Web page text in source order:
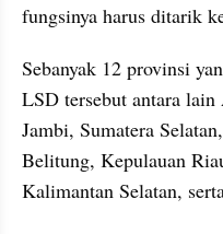
fungsinya harus ditarik
Sebanyak 12 provinsi
LSD tersebut antara
Jambi, Sumatera
Belitung, Kepulauan
Kalimantan Selatan,